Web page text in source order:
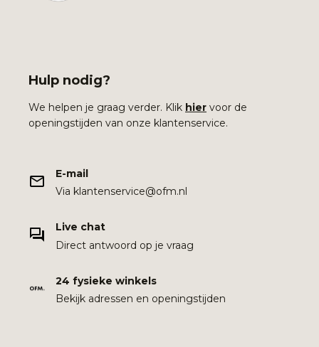
Hulp nodig?
We helpen je graag verder. Klik hier voor de
openingstijden van onze klantenservice.
E-mail
Via klantenservice@ofm.nl
Live chat
Direct antwoord op je vraag
24 fysieke winkels
Bekijk adressen en openingstijden